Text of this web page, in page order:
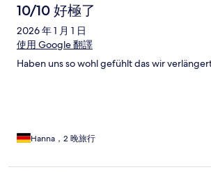
10/10 好極了
2026 年 1 月 1 日
使用 Google 翻譯
Haben uns so wohl gefühlt das wir
Hanna，2 晚旅行